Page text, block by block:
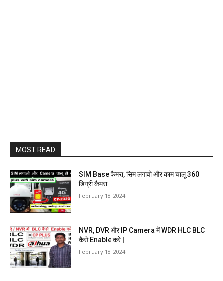
MOST READ
SIM Base कैमरा, सिम लगावो और काम चालू 360
डिग्री कैमरा
February 18, 2024
NVR, DVR और IP Camera में WDR HLC BLC
कैसे Enable करे |
February 18, 2024